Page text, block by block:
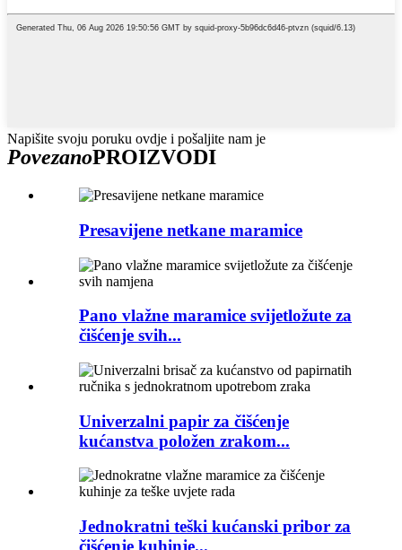
Napišite svoju poruku ovdje i pošaljite nam je
PovezanoPROIZVODI
Presavijene netkane maramice
Pano vlažne maramice svijetložute za
čišćenje svih...
Univerzalni papir za čišćenje
kućanstva položen zrakom...
Jednokratni teški kućanski pribor za
čišćenje kuhinje...